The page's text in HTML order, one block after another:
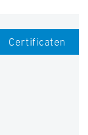
Certificaten